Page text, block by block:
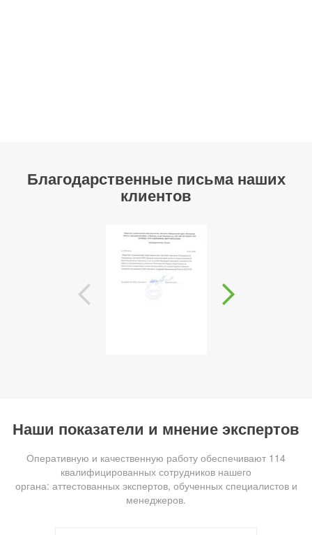
Благодарственные письма наших
клиентов
Наши показатели и мнение экспертов
Оперативную и качественную работу обеспечивают 114
квалифицированных сотрудников нашего
органа: аттестованных экспертов, обученных специалистов и
менеджеров.